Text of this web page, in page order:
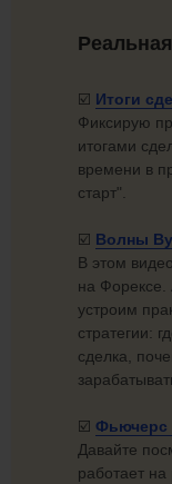
☑️ Итоги
Фиксирую
итогами
времени в
старт".
☑️ Волны
В этом
на
устроим
стратегии:
сделка,
☑️ Фьючерс
Давайте
работает